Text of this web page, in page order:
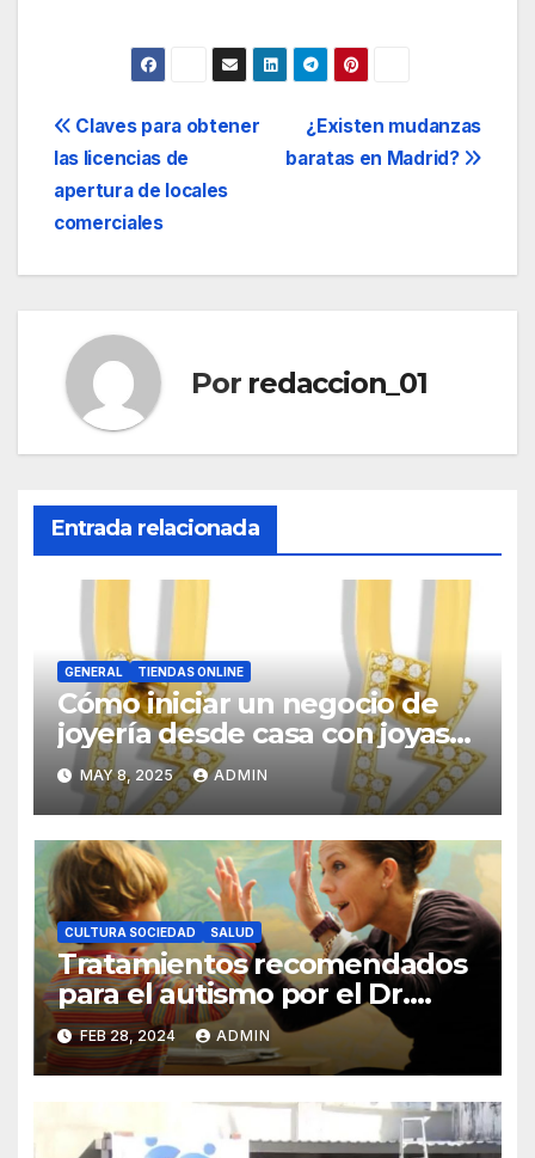
Navegación
de
entradas
¿Existen mudanzas
baratas en Madrid?
Claves para obtener
las licencias de
apertura de locales
comerciales
Por redaccion_01
Entrada relacionada
GENERAL TIENDAS ONLINE
Cómo iniciar un negocio de
joyería desde casa con joyas
por mayor
MAY 8, 2025 ADMIN
CULTURA SOCIEDAD SALUD
Tratamientos recomendados
para el autismo por el Dr.
Olmo Cuarón
FEB 28, 2024 ADMIN